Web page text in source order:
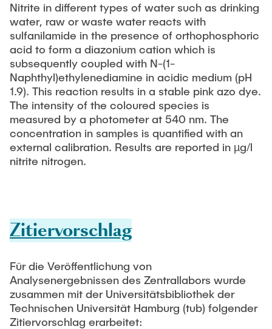
Nitrite in different types of water such as drinking
water, raw or waste water reacts with
sulfanilamide in the presence of orthophosphoric
acid to form a diazonium cation which is
subsequently coupled with N-(1-
Naphthyl)ethylenediamine in acidic medium (pH
1.9). This reaction results in a stable pink azo dye.
The intensity of the coloured species is
measured by a photometer at 540 nm. The
concentration in samples is quantified with an
external calibration. Results are reported in µg/l
nitrite nitrogen.
Zitiervorschlag
Für die Veröffentlichung von
Analysenergebnissen des Zentrallabors wurde
zusammen mit der Universitätsbibliothek der
Technischen Universität Hamburg (tub) folgender
Zitiervorschlag erarbeitet: